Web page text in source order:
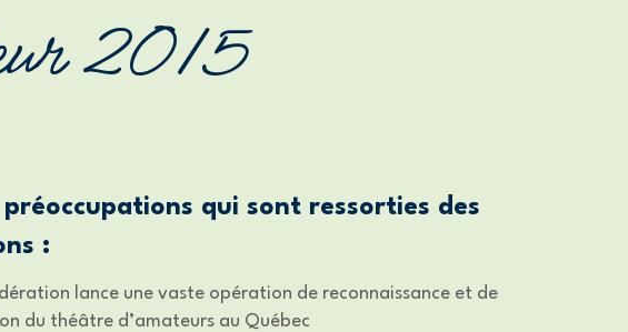
2015
préoccupations qui sont ressorties des
:
lance une vaste opération de reconnaissance et de
du théâtre d’amateurs au Québec